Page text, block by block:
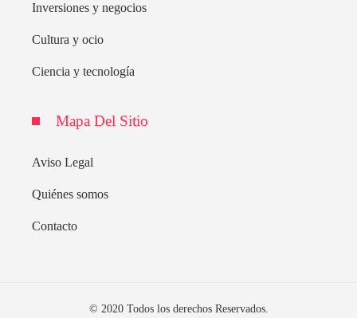
Inversiones y negocios
Cultura y ocio
Ciencia y tecnología
Mapa Del Sitio
Aviso Legal
Quiénes somos
Contacto
© 2020 Todos los derechos Reservados.